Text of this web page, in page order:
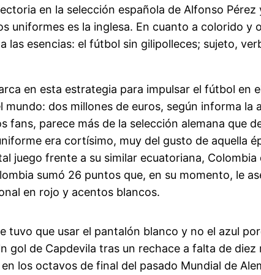
en la selección española de Alfonso
uniformes es la inglesa. En cuanto a colorido y
las esencias: el fútbol sin gilipolleces; sujeto,
en esta estrategia para impulsar el fútbol en
dos millones de euros, según informa la
fans, parece más de la selección alemana que
era cortísimo, muy del gusto de aquella
juego frente a su similar ecuatoriana,
sumó 26 puntos que, en su momento, le
en rojo y acentos blancos.
tuvo que usar el pantalón blanco y no el azul
gol de Capdevila tras un rechace a falta de
los octavos de final del pasado Mundial de